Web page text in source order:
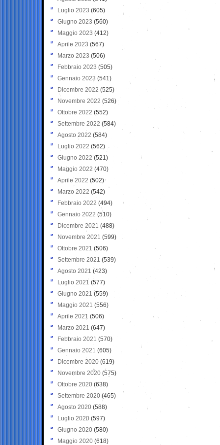
Luglio 2023 (605)
Giugno 2023 (560)
Maggio 2023 (412)
Aprile 2023 (567)
Marzo 2023 (506)
Febbraio 2023 (505)
Gennaio 2023 (541)
Dicembre 2022 (525)
Novembre 2022 (526)
Ottobre 2022 (552)
Settembre 2022 (584)
Agosto 2022 (584)
Luglio 2022 (562)
Giugno 2022 (521)
Maggio 2022 (470)
Aprile 2022 (502)
Marzo 2022 (542)
Febbraio 2022 (494)
Gennaio 2022 (510)
Dicembre 2021 (488)
Novembre 2021 (599)
Ottobre 2021 (506)
Settembre 2021 (539)
Agosto 2021 (423)
Luglio 2021 (577)
Giugno 2021(559)
Maggio 2021 (556)
Aprile 2021 (506)
Marzo 2021 (647)
Febbraio 2021 (570)
Gennaio 2021 (605)
Dicembre 2020 (619)
Novembre 2020 (575)
Ottobre 2020 (638)
Settembre 2020(465)
Agosto 2020 (588)
Luglio 2020 (597)
Giugno 2020 (580)
Maggio 2020 (618)